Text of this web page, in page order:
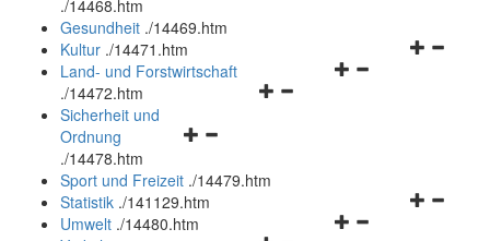
und
schließen
./14468.htm
Gesundheit ./14469.htm
Navigationsmenü
Kultur ./14471.htm
Navigationsmenü
Land- und Forstwirtschaft
./14472.htm
Navigationsmenü
und
schließen
Sicherheit und
Ordnung
./14478.htm
Sport und Freizeit ./14479.htm
Navigationsmenü
Statistik ./141129.htm
Umwelt ./14480.htm